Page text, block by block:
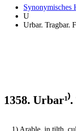
Synonymisches
U
Urbar. Tragbar.
1358.
1) Arable, in tilth,